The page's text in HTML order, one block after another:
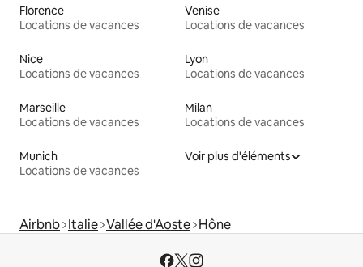
Florence
Locations de vacances
Venise
Locations de vacances
Nice
Locations de vacances
Lyon
Locations de vacances
Marseille
Locations de vacances
Milan
Locations de vacances
Munich
Locations de vacances
Voir plus d'éléments
Airbnb Italie Vallée d'Aoste Hône